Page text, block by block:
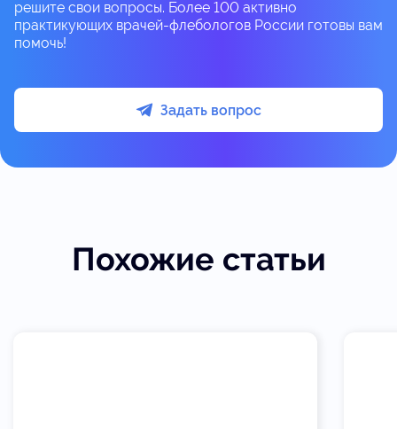
решите свои вопросы. Более 100 активно
практикующих врачей-флебологов России готовы вам
помочь!
Задать вопрос
Похожие статьи